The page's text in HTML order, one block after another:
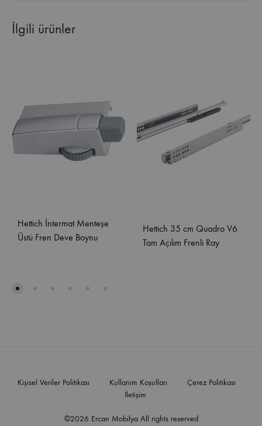
İlgili ürünler
Hettich İntermat Menteşe
Üstü Fren Deve Boynu
Hettich 35 cm Quadro V6
Tam Açılım Frenli Ray
©2026 Ercan Mobilya All rights reserved
Kişisel Veriler Politikası Kullanım Koşulları
Çerez Politikası
İletişim